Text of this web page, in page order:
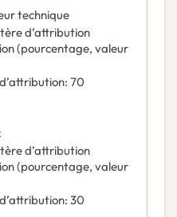
technique
d’attribution
(pourcentage, valeur
: 70
d’attribution
(pourcentage, valeur
: 30